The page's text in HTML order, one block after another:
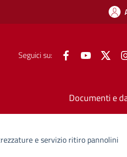
Seguici su: FacebookYouTube
Documenti e
e servizio ritiro pannolini